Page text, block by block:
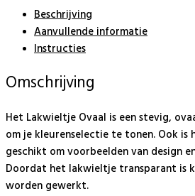
Beschrijving
Aanvullende informatie
Instructies
Omschrijving
Het Lakwieltje Ovaal is een stevig,
om je kleurenselectie te tonen. Ook is
geschikt om voorbeelden van design
Doordat het lakwieltje transparant is
worden gewerkt.